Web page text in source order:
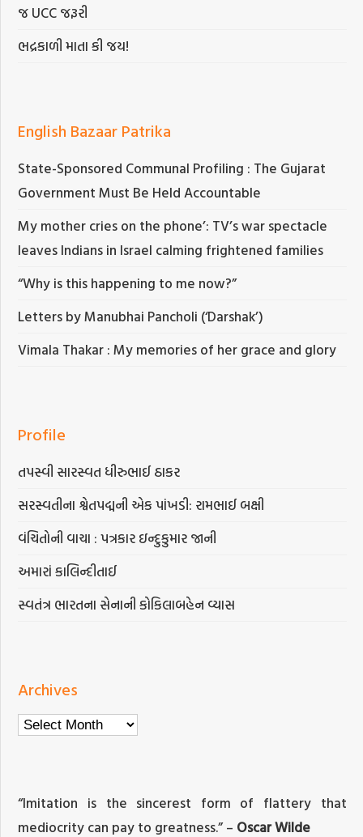
જ UCC જરૂરી
ભદ્રકાળી માતા કી જય!
English Bazaar Patrika
State-Sponsored Communal Profiling : The Gujarat
Government Must Be Held Accountable
My mother cries on the phone’: TV’s war spectacle
leaves Indians in Israel calming frightened families
“Why is this happening to me now?”
Letters by Manubhai Pancholi (‘Darshak’)
Vimala Thakar : My memories of her grace and glory
Profile
તપસ્વી સારસ્વત ધીરુભાઈ ઠાકર
સરસ્વતીના શ્વેતપદ્મની એક પાંખડી: રામભાઈ બક્ષી
વંચિતોની વાચા : પત્રકાર ઇન્દુકુમાર જાની
અમારાં કાલિન્દીતાઈ
સ્વતંત્ર ભારતના સેનાની કોકિલાબહેન વ્યાસ
Archives
Archives
“Imitation is the sincerest form of flattery that
mediocrity can pay to greatness.” – Oscar Wilde